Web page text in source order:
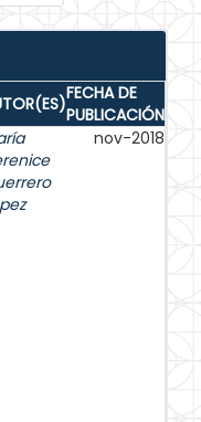
FECHA DE
PUBLICACIÓN
nov-2018